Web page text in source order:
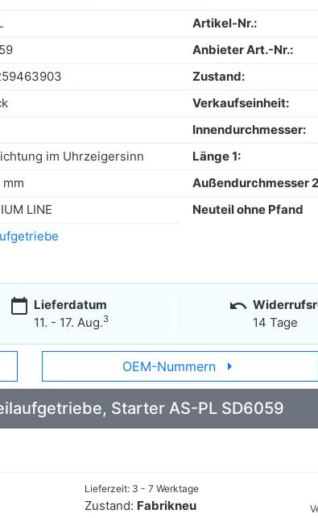
Artikel-Nr.:
Anbieter Art.-Nr.:
Zustand:
Verkaufseinheit:
Innendurchmesser:
im Uhrzeigersinn Länge 1:
Außendurchmesser
LINE
Neuteil ohne Pfand
calendar_today Lieferdatum
11. - 17. Aug.3
undo
14 Tage
OEM-Nummern arrow_right
Starter AS-PL SD6059
Lieferzeit: 3 - 7 Werktage
Zustand: Fabrikneu